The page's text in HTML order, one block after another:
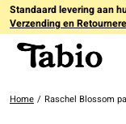
Standaard levering aan
Verzending en
Home / Raschel Blossom